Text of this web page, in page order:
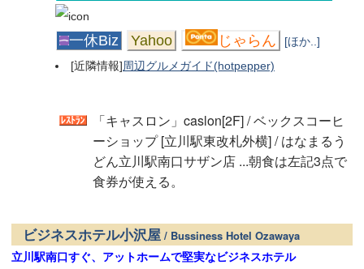
一休Biz Yahoo じゃらん
[ほか..]
[近隣情報]周辺グルメガイド(hotpepper)
「キャスロン」caslon[2F] / ベックスコーヒ
ーショップ [立川駅東改札外横] / はなまるう
どん立川駅南口サザン店 ...朝食は左記3点で
食券が使える。
ビジネスホテル小沢屋 / Bussiness Hotel Ozawaya
立川駅南口すぐ、アットホームで堅実なビジネスホテル